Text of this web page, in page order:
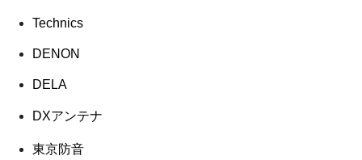
Technics
DENON
DELA
DXアンテナ
東京防音